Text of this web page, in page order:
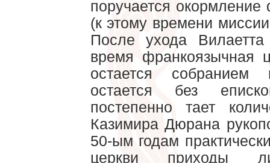
поручается
(к этому времени
После ухода
время франкоязычная
остается собранием
остается без
постепенно тает
Казимира Дюрана
50-ым годам
церкви приходы